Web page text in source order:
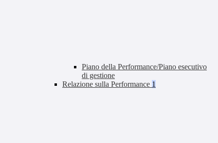
Piano della Performance/Piano esecutivo
di gestione
Relazione sulla Performance 1